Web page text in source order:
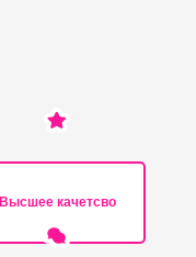
Высшее качетсво